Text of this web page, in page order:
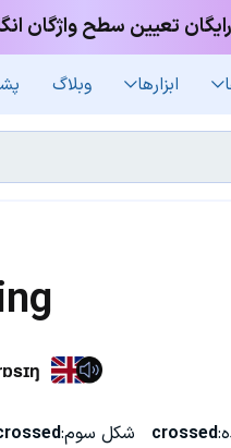
تعیین سطح واژگان
ابزارها وبلاگ
crossed شکل سوم: